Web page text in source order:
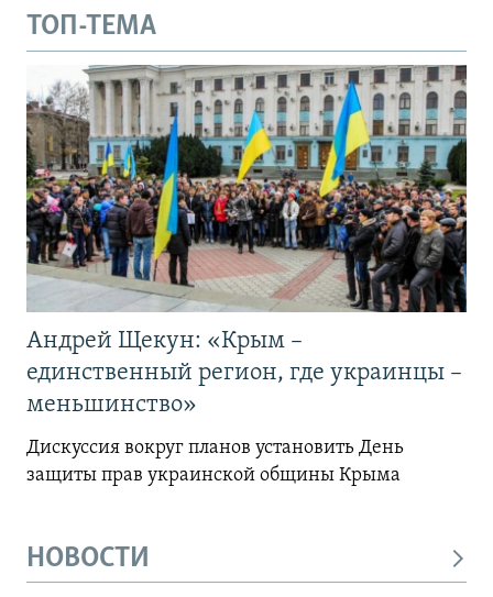
ТОП-ТЕМА
Андрей Щекун: «Крым –
единственный регион, где украинцы –
меньшинство»
Дискуссия вокруг планов установить День
защиты прав украинской общины Крыма
НОВОСТИ